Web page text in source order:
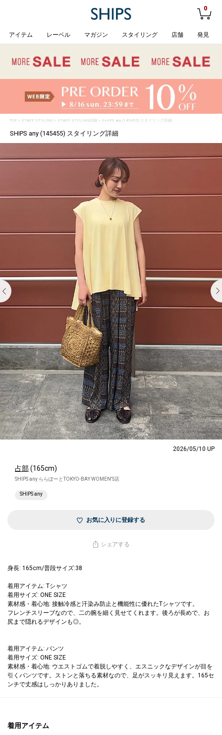
0
アイテム レーベル マガジン スタイリング 店舗 発見
TOP> STAFF STYLING> STAFF STYLING詳細 > SHIPS any (145455) スタイリング詳細
SHIPS any (145455) スタイリング詳細
2026/05/10 UP
占部(165cm)
SHIPS any ららぽーとTOKYO-BAY WOMEN'S店
SHIPS any
お気に入りに登録する
シェアする
身長: 165cm/普段サイズ:38
着用アイテム: Tシャツ
着用サイズ: ONE SIZE
素材感・着心地: 接触冷感と汗染み防止と機能性に優れたTシャツです。
フレンチスリーブなので、二の腕を細く見せてくれます。後ろが長めで、お
尻まで隠れるデザインも◎。
着用アイテム: パンツ
着用サイズ: ONE SIZE
素材感・着心地: ウエストゴムで着脱しやすく、エスニックなデザインが目を
引くパンツです。ストンと落ちる素材なので、足がスッキリ見えます。165セ
ンチで丈感はしっかりありました。
着用アイテム